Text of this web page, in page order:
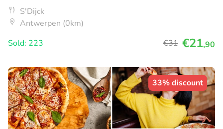
S'Dijck
Antwerpen (0km)
Sold: 223
€31 €21,90
33% discount